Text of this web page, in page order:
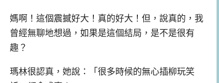
媽啊！這個震撼好大！真的好大！但，說真的，我
曾經無聊地想過，如果是這個結局，是不是很有
趣？
瑪林很認真，她說：「很多時候的無心插柳玩笑